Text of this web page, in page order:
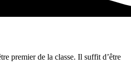
premier de la classe. Il suffit d’être